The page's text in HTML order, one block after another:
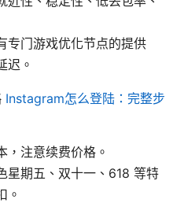
专门游戏优化节点的提供
迟。
Instagram怎么登陆：完整步
，注意续费价格。
星期五、双十一、618 等特
。